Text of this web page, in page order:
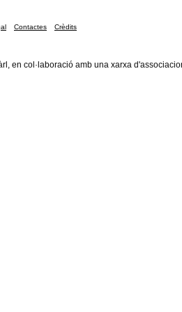
Contactes Crèdits
en col·laboració amb una xarxa